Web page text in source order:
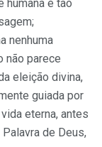
humana é tão
nenhuma
não parece
eleição divina,
guiada por
eterna, antes
de Deus,